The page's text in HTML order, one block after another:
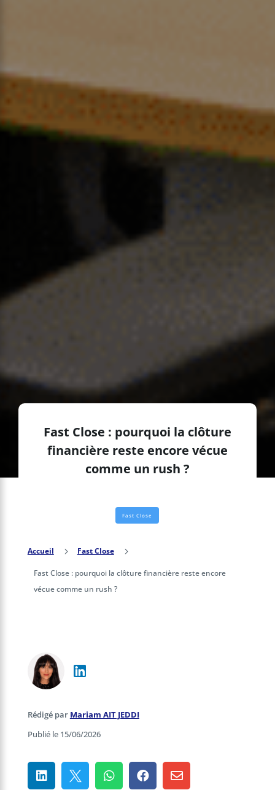
Fast Close : pourquoi la clôture
financière reste encore vécue
comme un rush ?
Fast Close
Accueil 5 Fast Close 5
Fast Close : pourquoi la clôture financière reste encore
vécue comme un rush ?
Rédigé par Mariam AIT JEDDI
Publié le 15/06/2026
    